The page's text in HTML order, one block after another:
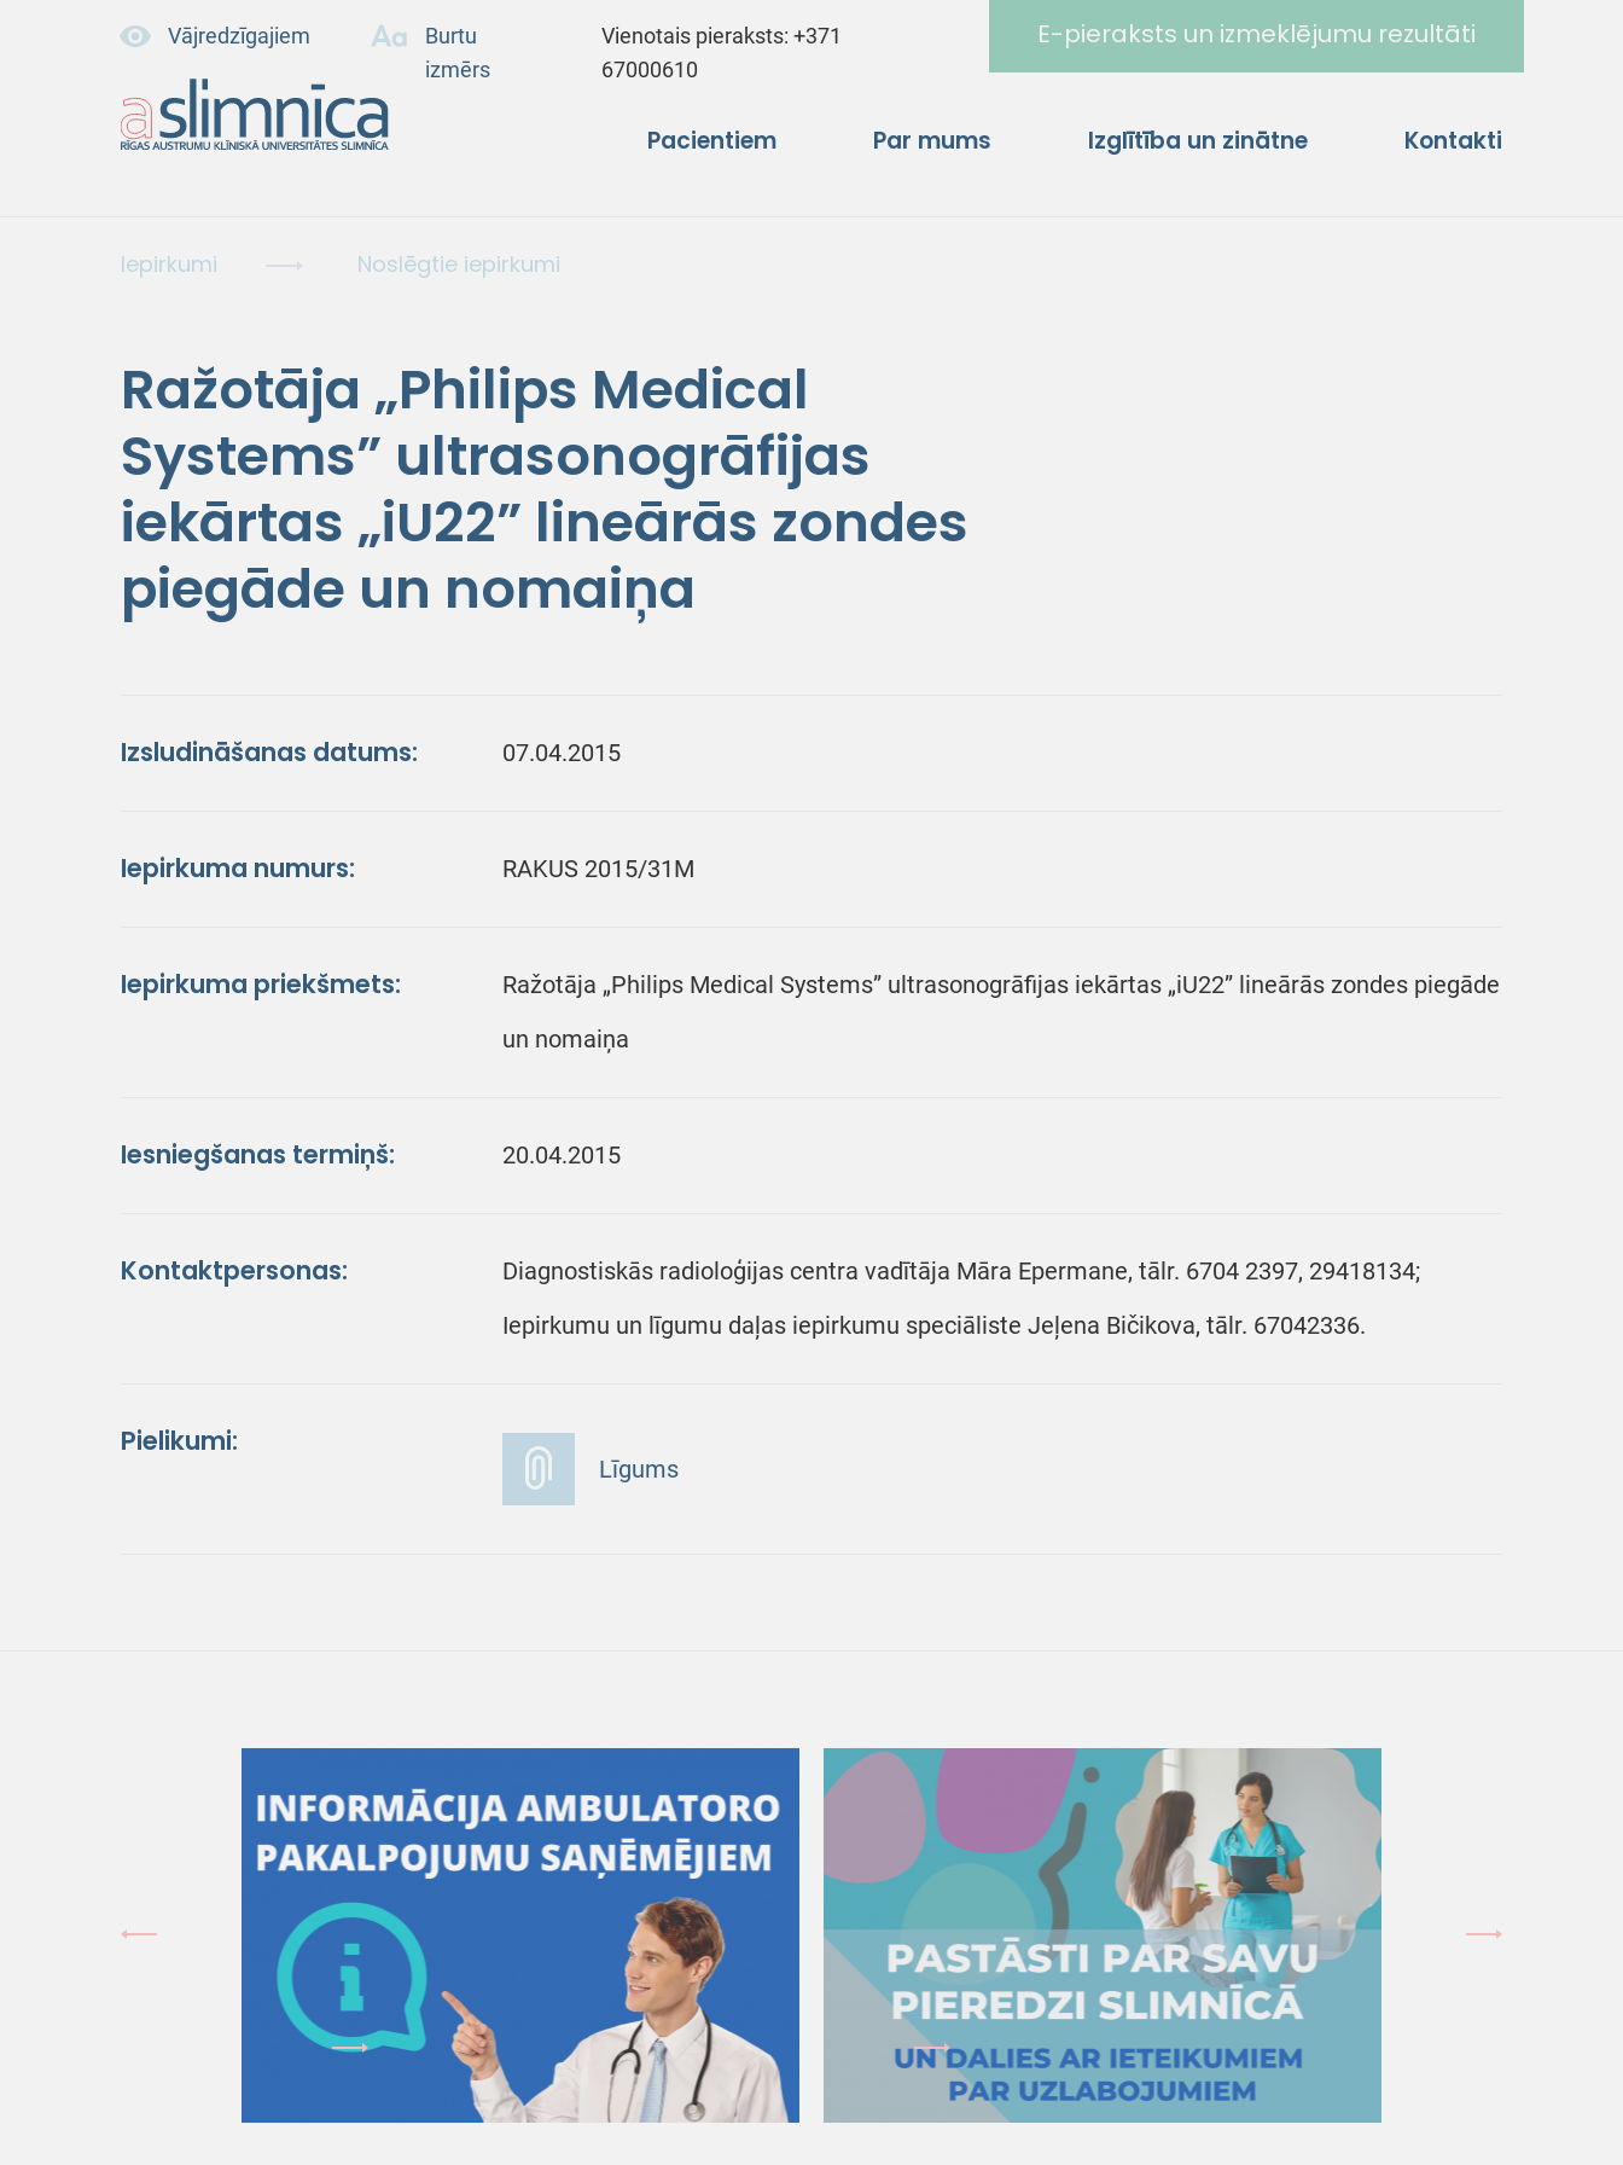
Vājredzīgajiem
Burtu
izmērs
Vienotais pieraksts:+371
67000610
E-pieraksts un izmeklējumu rezultāti
Pacientiem Par mums Izglītība un zinātne Kontakti
Iepirkumi Noslēgtie iepirkumi
Ražotāja „Philips Medical
Systems” ultrasonogrāfijas
iekārtas „iU22” lineārās zondes
piegāde un nomaiņa
Izsludināšanas datums: 07.04.2015
Iepirkuma numurs: RAKUS 2015/31M
Iepirkuma priekšmets:
Ražotāja „Philips Medical Systems” ultrasonogrāfijas iekārtas „iU22” lineārās zondes piegāde
un nomaiņa
Iesniegšanas termiņš: 20.04.2015
Kontaktpersonas:
Diagnostiskās radioloģijas centra vadītāja Māra Epermane, tālr. 6704 2397, 29418134;
Iepirkumu un līgumu daļas iepirkumu speciāliste Jeļena Bičikova, tālr. 67042336.
Pielikumi:
Līgums